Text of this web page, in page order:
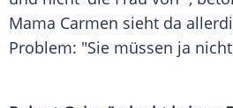
Mama Carmen sieht da
Problem: "Sie müssen ja